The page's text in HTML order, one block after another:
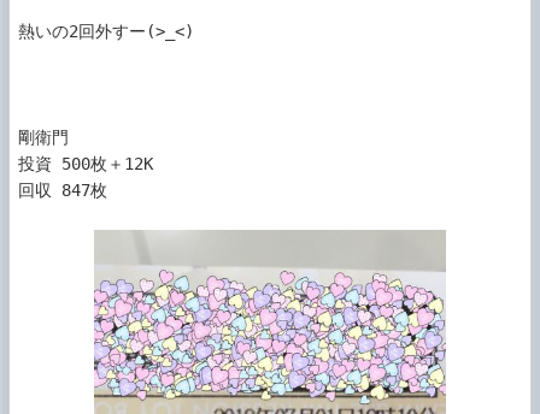
熱いの2回外すー(>_<)
剛衛門
投資 500枚＋12K
回収 847枚